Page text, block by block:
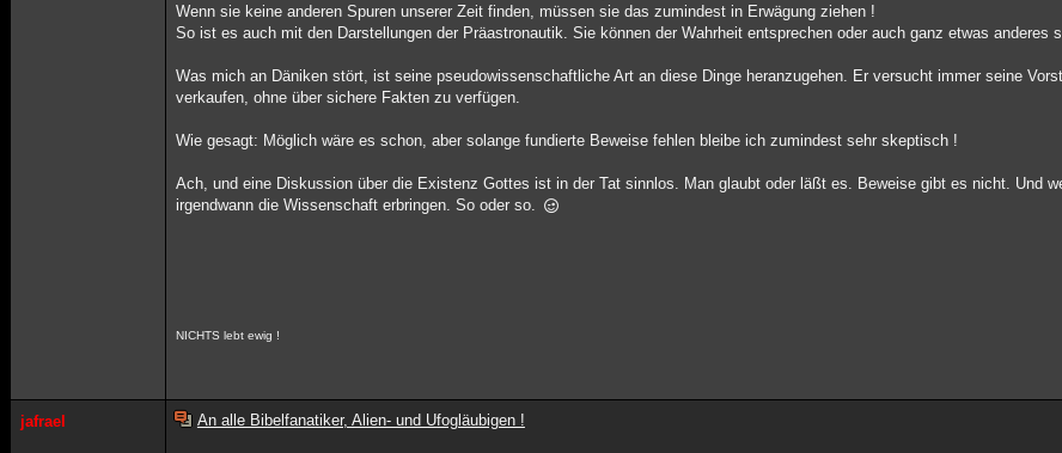
Wenn sie keine anderen Spuren unserer Zeit finden, müssen sie das zumindest in Erwägung ziehen !
So ist es auch mit den Darstellungen der Präastronautik. Sie können der Wahrheit entsprechen oder auch ganz etwas anderes
Was mich an Däniken stört, ist seine pseudowissenschaftliche Art an diese Dinge heranzugehen. Er versucht immer seine
verkaufen, ohne über sichere Fakten zu verfügen.
Wie gesagt: Möglich wäre es schon, aber solange fundierte Beweise fehlen bleibe ich zumindest sehr skeptisch !
Ach, und eine Diskussion über die Existenz Gottes ist in der Tat sinnlos. Man glaubt oder läßt es. Beweise gibt es nicht. Und
irgendwann die Wissenschaft erbringen. So oder so.
NICHTS lebt ewig !
jafrael An alle Bibelfanatiker, Alien- und Ufogläubigen !